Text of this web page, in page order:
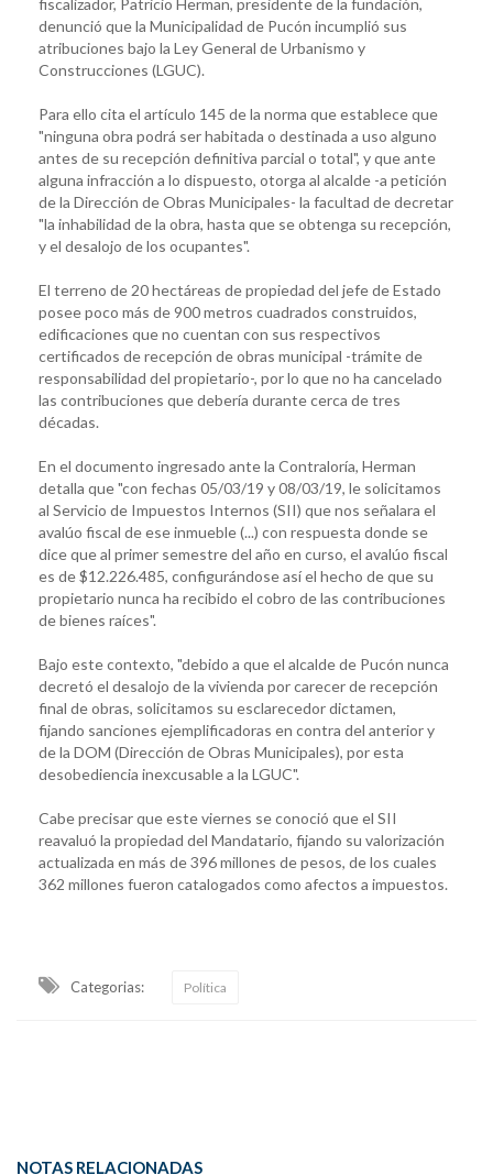
denunció que la Municipalidad de Pucón incumplió sus
atribuciones bajo la Ley General de Urbanismo y
Construcciones (LGUC).
Para ello cita el artículo 145 de la norma que establece que
"ninguna obra podrá ser habitada o destinada a uso alguno
antes de su recepción definitiva parcial o total", y que ante
alguna infracción a lo dispuesto, otorga al alcalde -a petición
de la Dirección de Obras Municipales- la facultad de decretar
"la inhabilidad de la obra, hasta que se obtenga su recepción,
y el desalojo de los ocupantes".
El terreno de 20 hectáreas de propiedad del jefe de Estado
posee poco más de 900 metros cuadrados construidos,
edificaciones que no cuentan con sus respectivos
certificados de recepción de obras municipal -trámite de
responsabilidad del propietario-, por lo que no ha cancelado
las contribuciones que debería durante cerca de tres
décadas.
En el documento ingresado ante la Contraloría, Herman
detalla que "con fechas 05/03/19 y 08/03/19, le solicitamos
al Servicio de Impuestos Internos (SII) que nos señalara el
avalúo fiscal de ese inmueble (...) con respuesta donde se
dice que al primer semestre del año en curso, el avalúo fiscal
es de $12.226.485, configurándose así el hecho de que su
propietario nunca ha recibido el cobro de las contribuciones
de bienes raíces".
Bajo este contexto, "debido a que el alcalde de Pucón nunca
decretó el desalojo de la vivienda por carecer de recepción
final de obras, solicitamos su esclarecedor dictamen,
fijando sanciones ejemplificadoras en contra del anterior y
de la DOM (Dirección de Obras Municipales), por esta
desobediencia inexcusable a la LGUC".
Cabe precisar que este viernes se conoció que el SII
reavaluó la propiedad del Mandatario, fijando su valorización
actualizada en más de 396 millones de pesos, de los cuales
362 millones fueron catalogados como afectos a impuestos.
Categorias: Política
NOTAS RELACIONADAS